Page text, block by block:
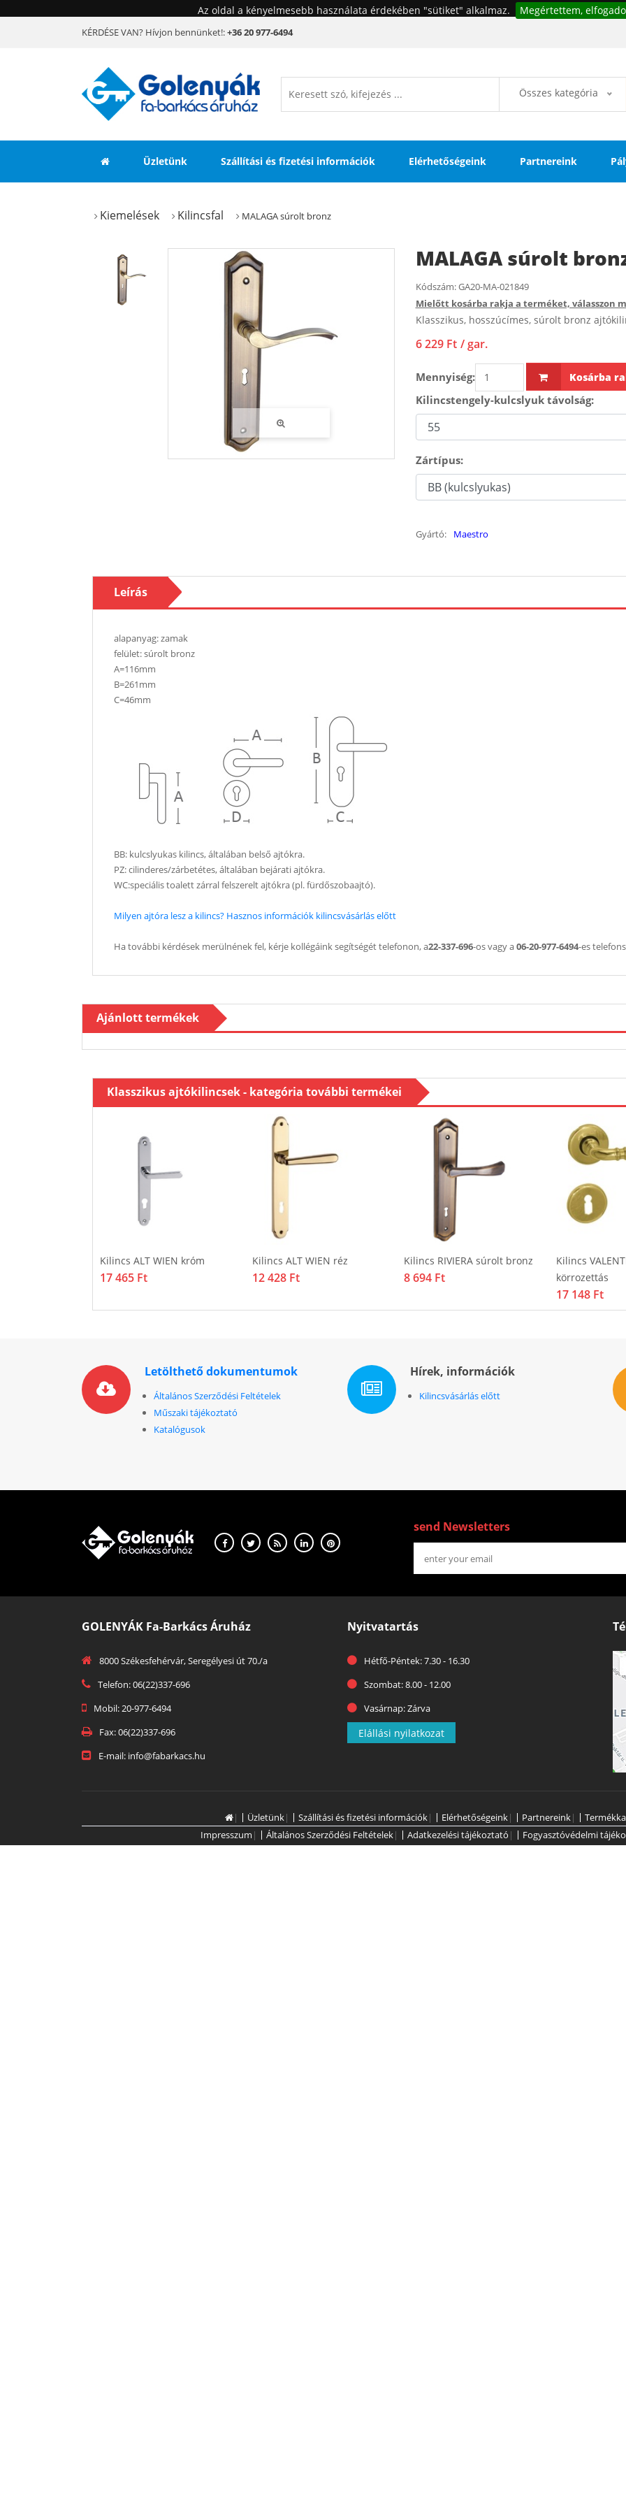
Az oldal a kényelmesebb használata érdekében "sütiket" alkalmaz. Megértettem,
KÉRDÉSE VAN? Hívjon bennünket!:+36 20 977-6494
Összes kategória
Üzletünk Szállítási és fizetési információk Elérhetőségeink Partnereink
Kiemelések Kilincsfal MALAGA súrolt bronz
MALAGA súrolt
Kódszám:GA20-MA-021849
Mielőtt kosárba rakja a terméket, válasszon
Klasszikus, hosszúcímes, súrolt bronz
6 229 Ft / gar.
Mennyiség: Kosárba
Kilincstengely-kulcslyuk távolság:
Zártípus:
Gyártó: Maestro
Leírás
alapanyag: zamak
felület: súrolt bronz
A=116mm
B=261mm
C=46mm
BB: kulcslyukas kilincs, általában belső ajtókra.
PZ: cilinderes/zárbetétes, általában bejárati ajtókra.
WC:speciális toalett zárral felszerelt ajtókra (pl. fürdőszobaajtó).
Milyen ajtóra lesz a kilincs? Hasznos információk kilincsvásárlás előtt
Ha további kérdések merülnének fel, kérje kollégáink segítségét telefonon, a22-337-696-os vagy a06-20-977-6494-es
Ajánlott termékek
Klasszikus ajtókilincsek - kategória további termékei
Kilincs ALT WIEN króm
17 465 Ft
Kilincs ALT WIEN réz
12 428 Ft
Kilincs RIVIERA súrolt bronz
8 694 Ft
Kilincs
körrozettás
17 148 Ft
Letölthető dokumentumok
Általános Szerződési Feltételek
Műszaki tájékoztató
Katalógusok
Hírek, információk
Kilincsvásárlás előtt
send Newsletters
GOLENYÁK Fa-Barkács Áruház
8000 Székesfehérvár, Seregélyesi út 70./a
Telefon: 06(22)337-696
Mobil: 20-977-6494
Fax: 06(22)337-696
E-mail: info@fabarkacs.hu
Nyitvatartás
Hétfő-Péntek: 7.30 - 16.30
Szombat: 8.00 - 12.00
Vasárnap: Zárva
Elállási nyilatkozat
| Üzletünk| Szállítási és fizetési információk| Elérhetőségeink| Partnereink|
Impresszum | Általános Szerződési Feltételek| Adatkezelési tájékoztató | Fogyasztóvédelmi